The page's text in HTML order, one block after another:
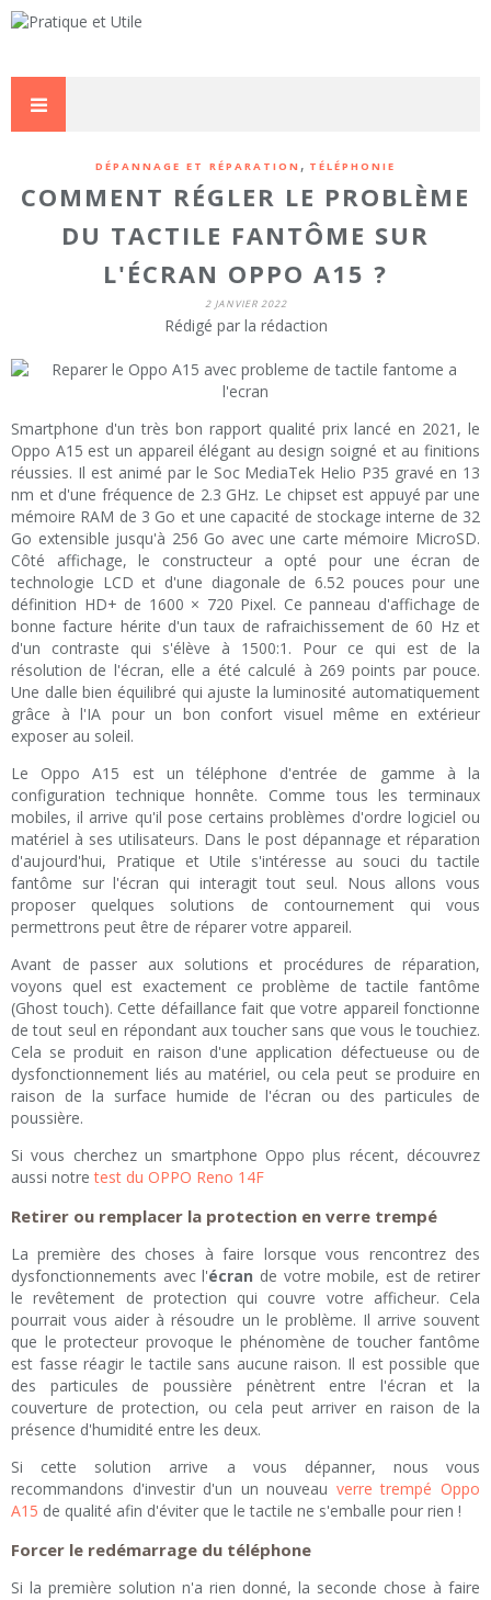
DÉPANNAGE ET RÉPARATION , TÉLÉPHONIE
COMMENT RÉGLER LE PROBLÈME
DU TACTILE FANTÔME SUR
L'ÉCRAN OPPO A15 ?
2 JANVIER 2022
Rédigé par la rédaction
Smartphone d'un très bon rapport qualité prix lancé en 2021, le
Oppo A15 est un appareil élégant au design soigné et au finitions
réussies. Il est animé par le Soc MediaTek Helio P35 gravé en 13
nm et d'une fréquence de 2.3 GHz. Le chipset est appuyé par une
mémoire RAM de 3 Go et une capacité de stockage interne de 32
Go extensible jusqu'à 256 Go avec une carte mémoire MicroSD.
Côté affichage, le constructeur a opté pour une écran de
technologie LCD et d'une diagonale de 6.52 pouces pour une
définition HD+ de 1600 × 720 Pixel. Ce panneau d'affichage de
bonne facture hérite d'un taux de rafraichissement de 60 Hz et
d'un contraste qui s'élève à 1500:1. Pour ce qui est de la
résolution de l'écran, elle a été calculé à 269 points par pouce.
Une dalle bien équilibré qui ajuste la luminosité automatiquement
grâce à l'IA pour un bon confort visuel même en extérieur
exposer au soleil.
Le Oppo A15 est un téléphone d'entrée de gamme à la
configuration technique honnête. Comme tous les terminaux
mobiles, il arrive qu'il pose certains problèmes d'ordre logiciel ou
matériel à ses utilisateurs. Dans le post dépannage et réparation
d'aujourd'hui, Pratique et Utile s'intéresse au souci du tactile
fantôme sur l'écran qui interagit tout seul. Nous allons vous
proposer quelques solutions de contournement qui vous
permettrons peut être de réparer votre appareil.
Avant de passer aux solutions et procédures de réparation,
voyons quel est exactement ce problème de tactile fantôme
(Ghost touch). Cette défaillance fait que votre appareil fonctionne
de tout seul en répondant aux toucher sans que vous le touchiez.
Cela se produit en raison d'une application défectueuse ou de
dysfonctionnement liés au matériel, ou cela peut se produire en
raison de la surface humide de l'écran ou des particules de
poussière.
Si vous cherchez un smartphone Oppo plus récent, découvrez
aussi notretest du OPPO Reno 14F
Retirer ou remplacer la protection en verre trempé
La première des choses à faire lorsque vous rencontrez des
dysfonctionnements avec l'écran de votre mobile, est de retirer
le revêtement de protection qui couvre votre afficheur. Cela
pourrait vous aider à résoudre un le problème. Il arrive souvent
que le protecteur provoque le phénomène de toucher fantôme
est fasse réagir le tactile sans aucune raison. Il est possible que
des particules de poussière pénètrent entre l'écran et la
couverture de protection, ou cela peut arriver en raison de la
présence d'humidité entre les deux.
Si cette solution arrive a vous dépanner, nous vous
recommandons d'investir d'un un nouveau verre trempé Oppo
A15 de qualité afin d'éviter que le tactile ne s'emballe pour rien !
Forcer le redémarrage du téléphone
Si la première solution n'a rien donné, la seconde chose à faire